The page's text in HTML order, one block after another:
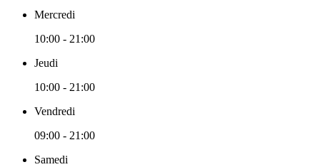
Mercredi
10:00 - 21:00
Jeudi
10:00 - 21:00
Vendredi
09:00 - 21:00
Samedi